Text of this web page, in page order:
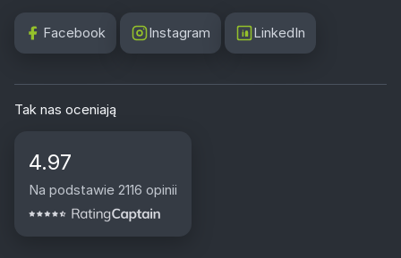
Facebook Instagram LinkedIn
Tak nas oceniają
4.97
Na podstawie 2116 opinii